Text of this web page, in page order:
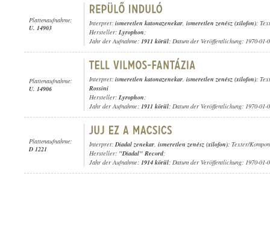
Plattenaufnahme:
U. 14903
Interpret: ismeretlen katonazenekar, ismeretlen zenész (xilofon);
Hersteller: Lyrophon;
Jahr der Aufnahme: 1911 körül; Datum der Veröffentlichung: 1970-01-
Plattenaufnahme:
U. 14906
Interpret: ismeretlen katonazenekar, ismeretlen zenész (xilofon);
Rossini
Hersteller: Lyrophon;
Jahr der Aufnahme: 1911 körül; Datum der Veröffentlichung: 1970-01-
Plattenaufnahme:
D 1221
Interpret:Diadal zenekar, ismeretlen zenész (xilofon); Texter/
Hersteller: "Diadal" Record;
Jahr der Aufnahme: 1914 körül; Datum der Veröffentlichung: 1970-01-